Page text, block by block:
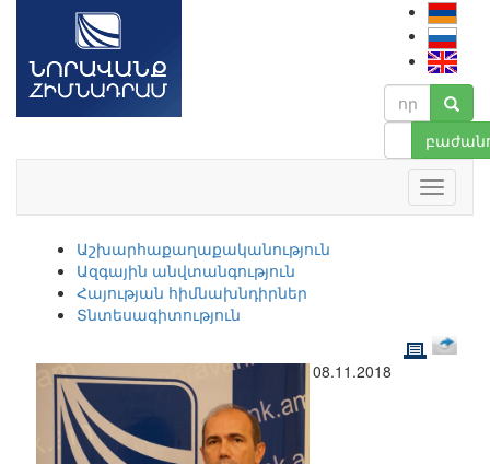
Աշխարհաքաղաքականություն
Ազգային անվտանգություն
Հայության հիմնախնդիրներ
Տնտեսագիտություն
08.11.2018